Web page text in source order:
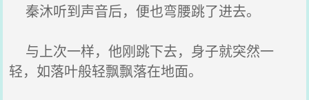
秦沐听到声音后，便也弯腰跳了进去。
与上次一样，他刚跳下去，身子就突然一
轻，如落叶般轻飘飘落在地面。